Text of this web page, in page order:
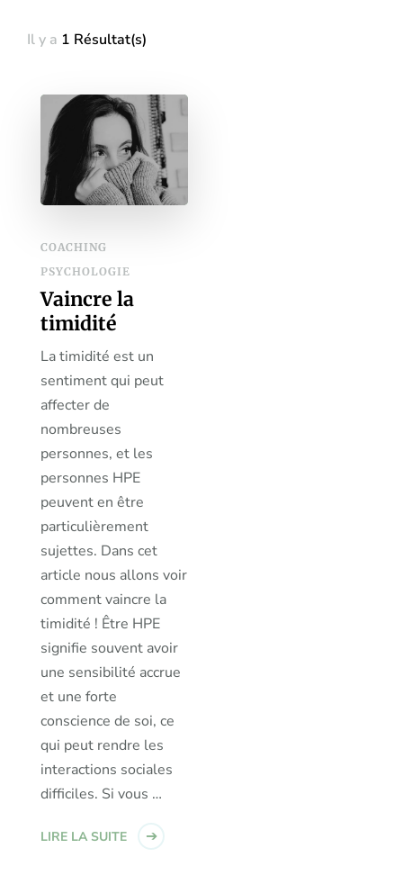
Il y a 1 Résultat(s)
COACHING
PSYCHOLOGIE
Vaincre la
timidité
La timidité est un
sentiment qui peut
affecter de
nombreuses
personnes, et les
personnes HPE
peuvent en être
particulièrement
sujettes. Dans cet
article nous allons voir
comment vaincre la
timidité ! Être HPE
signifie souvent avoir
une sensibilité accrue
et une forte
conscience de soi, ce
qui peut rendre les
interactions sociales
difficiles. Si vous …
LIRE LA SUITE